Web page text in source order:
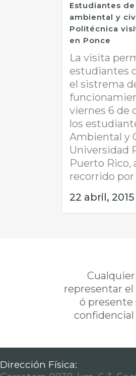
Estudiantes
ambiental y
Politécnica
en Ponce
La visita
estudiantes
el sistrema
viernes 6 de
los
Ambiental y
Universidad
Puerto Rico,
recorrido por
22 abril, 2015
representar
ó presente
confidencial
Dirección Física: